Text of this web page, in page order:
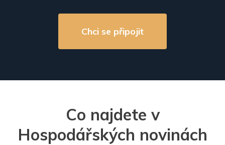
Chci se připojit
Co najdete v
Hospodářských novinách